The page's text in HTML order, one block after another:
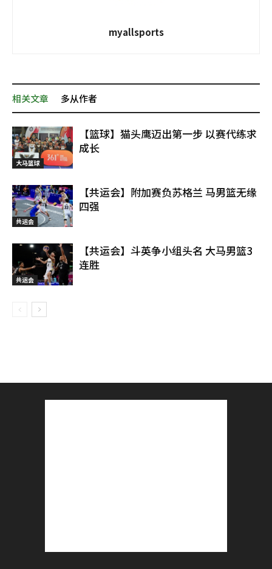
myallsports
相关文章 多从作者
大马篮球
【篮球】猫头鹰迈出第一步 以赛代练求
成长
共运会
【共运会】附加赛负苏格兰 马男篮无缘
四强
共运会
【共运会】斗英争小组头名 大马男篮3
连胜